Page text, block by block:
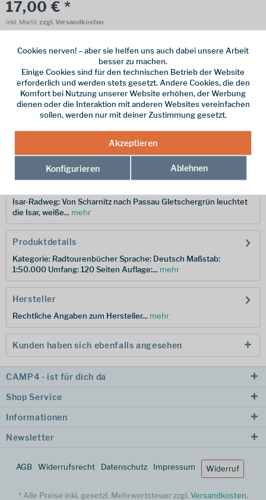
17,00 € *
inkl. MwSt.zzgl. Versandkosten
vorrätig | Lieferzeit 1-3 Werktage
In denWarenkorb
Merken
9783711103178
Isar-Radweg: Von Scharnitz nach Passau Gletschergrün leuchtet
die Isar, weiße... mehr
Produktdetails
Kategorie: Radtourenbücher Sprache: Deutsch Maßstab:
1:50.000 Umfang: 120 Seiten Auflage:... mehr
Hersteller
Rechtliche Angaben zum Hersteller... mehr
Kunden haben sich ebenfalls angesehen
CAMP4 - ist für dich da
Shop Service
Informationen
Newsletter
AGB Widerrufsrecht Datenschutz Impressum Widerruf
* Alle Preise inkl. gesetzl. Mehrwertsteuer zzgl. Versandkosten.
Cookies nerven! – aber sie helfen uns auch dabei unsere Arbeit
besser zu machen.
Einige Cookies sind für den technischen Betrieb der Website
erforderlich und werden stets gesetzt. Andere Cookies, die den
Komfort bei Nutzung unserer Website erhöhen, der Werbung
dienen oder die Interaktion mit anderen Websites vereinfachen
sollen, werden nur mit deiner Zustimmung gesetzt.
Akzeptieren
Konfigurieren Ablehnen